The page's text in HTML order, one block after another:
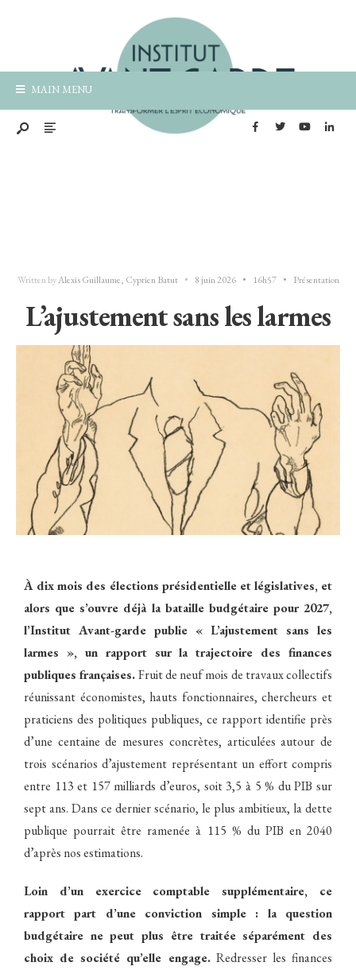
MAIN MENU
Written byAlexis Guillaume, Cyprien Batut • 8 juin 2026 • 16h57 • Présentation
L’ajustement sans les larmes
À dix mois des élections présidentielle et législatives, et
alors que s’ouvre déjà la bataille budgétaire pour 2027,
l’Institut Avant-garde publie « L’ajustement sans les
larmes », un rapport sur la trajectoire des finances
publiques françaises.Fruit de neuf mois de travaux collectifs
réunissant économistes, hauts fonctionnaires, chercheurs et
praticiens des politiques publiques, ce rapport identifie près
d’une centaine de mesures concrètes, articulées autour de
trois scénarios d’ajustement représentant un effort compris
entre 113 et 157 milliards d’euros, soit 3,5 à 5 % du PIB sur
sept ans. Dans ce dernier scénario, le plus ambitieux, la dette
publique pourrait être ramenée à 115 % du PIB en 2040
d’après nos estimations.
Loin d’un exercice comptable supplémentaire, ce
rapport part d’une conviction simple : la question
budgétaire ne peut plus être traitée séparément des
choix de société qu’elle engage.Redresser les finances